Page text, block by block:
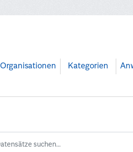
Organisationen Kategorien